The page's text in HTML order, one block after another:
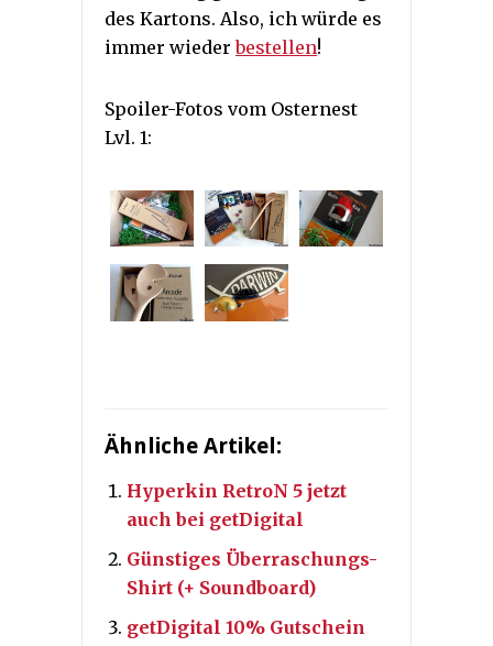
des Kartons. Also, ich würde es
immer wiederbestellen!
Spoiler-Fotos vom Osternest
Lvl. 1:
Ähnliche Artikel:
Hyperkin RetroN 5 jetzt
auch bei getDigital
Günstiges Überraschungs-
Shirt (+ Soundboard)
getDigital 10% Gutschein